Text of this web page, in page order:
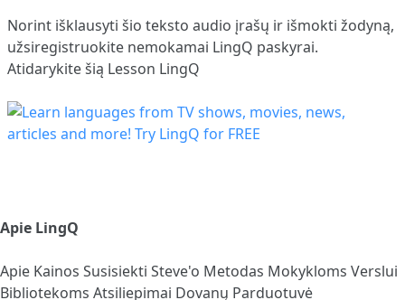
Norint išklausyti šio teksto audio įrašų ir išmokti žodyną,
užsiregistruokite nemokamai LingQ paskyrai.
Atidarykite šią Lesson LingQ
Apie LingQ
Apie Kainos Susisiekti Steve'o Metodas Mokykloms Verslui
Bibliotekoms Atsiliepimai Dovanų Parduotuvė